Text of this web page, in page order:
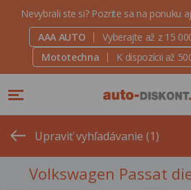
Nevybrali ste si? Pozrite sa na ponuku
AAA AUTO
Vyberajte až z 15
Mototechna
K dispozícii až
Upraviť vyhľadávanie (1)
Volkswagen Passat